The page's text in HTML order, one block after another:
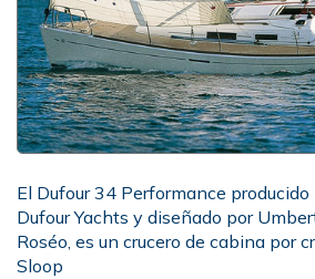
El Dufour 34 Performance
Dufour Yachts y diseñado por
Roséo, es un crucero de cabina por
Sloop